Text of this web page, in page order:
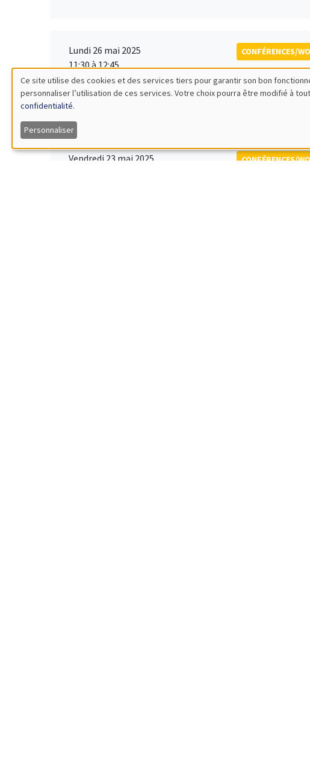
Lundi 26 mai 2025
11:30 à 12:45
Îlot Bernard du Bois
Amphithéâtre
CONFÉRENCES/
Prix de
Vendredi 23 mai 2025
CONFÉRENCES/
Utilisation
des
données
Ce site utilise des cookies et des services tiers pour garantir son bon
personnaliser l’utilisation de ces services. Votre choix pourra être modifié à
confidentialité.
Personnaliser